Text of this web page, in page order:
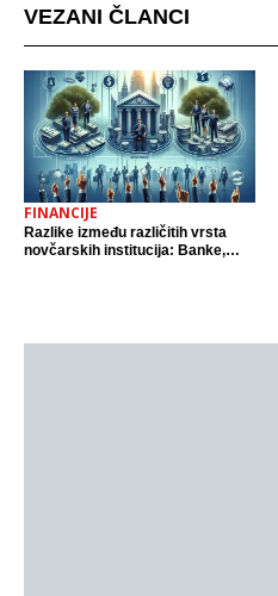
VEZANI ČLANCI
FINANCIJE
Razlike između različitih vrsta
novčarskih institucija: Banke,